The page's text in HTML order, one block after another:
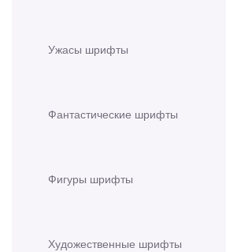
Ужасы шрифты
Фантастические шрифты
Фигуры шрифты
Художественные шрифты